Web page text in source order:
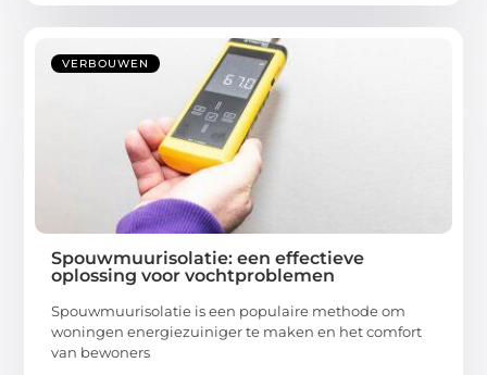
VERBOUWEN
Spouwmuurisolatie: een effectieve
oplossing voor vochtproblemen
Spouwmuurisolatie is een populaire methode om
woningen energiezuiniger te maken en het comfort
van bewoners